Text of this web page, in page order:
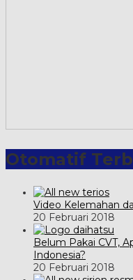
Otomatif
Video Kelemahan
20 Februari 2018
Belum Pakai CVT,
Indonesia?
20 Februari 2018